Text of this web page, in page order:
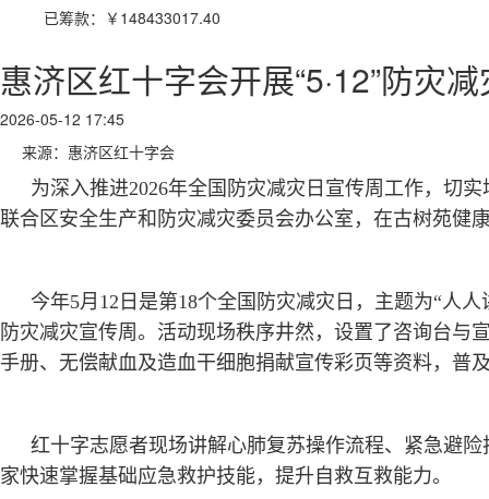
已筹款： ￥148433017.40
惠济区红十字会开展“5·12”防灾
2026-05-12 17:45
来源：惠济区红十字会
为深入推进2026年全国防灾减灾日宣传周工作，切
联合区安全生产和防灾减灾委员会办公室，在古树苑健
今年5月12日是第18个全国防灾减灾日，主题为“人
防灾减灾宣传周。活动现场秩序井然，设置了咨询台与
手册、无偿献血及造血干细胞捐献宣传彩页等资料，普
红十字志愿者现场讲解心肺复苏操作流程、紧急避
家快速掌握基础应急救护技能，提升自救互救能力。